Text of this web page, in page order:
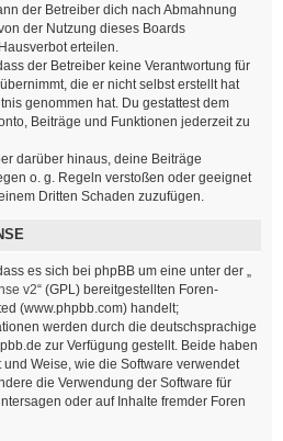
der Betreiber dich nach Abmahnung
der Nutzung dieses Boards
erteilen.
der Betreiber keine Verantwortung für
die er nicht selbst erstellt hat
genommen hat. Du gestattest dem
Beiträge und Funktionen jederzeit zu
darüber hinaus, deine Beiträge
o. g. Regeln verstoßen oder geeignet
Dritten Schaden zuzufügen.
es sich bei phpBB um eine unter der „
v2“ (GPL) bereitgestellten Foren-
(www.phpbb.com) handelt;
werden durch die deutschsprachige
zur Verfügung gestellt. Beide haben
und Weise, wie die Software verwendet
die Verwendung der Software für
oder auf Inhalte fremder Foren